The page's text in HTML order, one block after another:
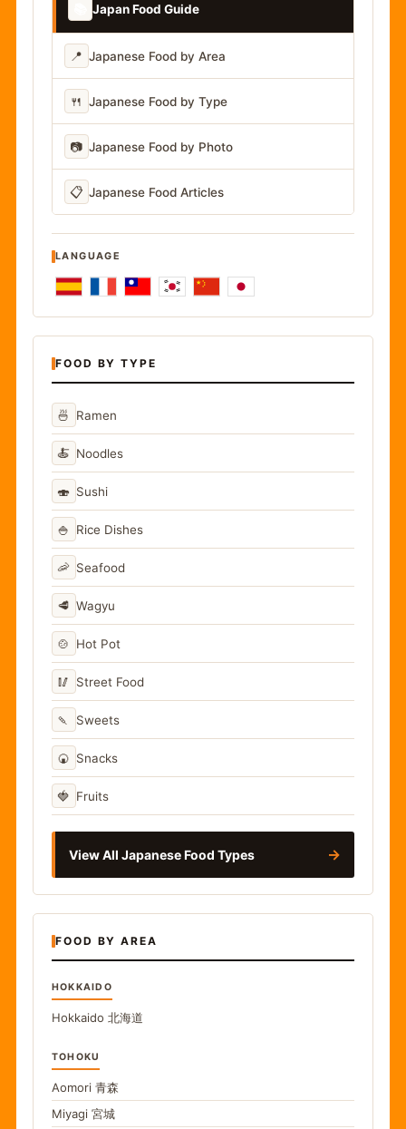
Japan Food Guide
📍 Japanese Food by Area
🍴 Japanese Food by Type
📷 Japanese Food by Photo
📋 Japanese Food Articles
LANGUAGE
FOOD BY TYPE
🍜 Ramen
🍝 Noodles
🍣 Sushi
🍚 Rice Dishes
🦐 Seafood
🥩 Wagyu
🍲 Hot Pot
🥢 Street Food
🍡 Sweets
🍘 Snacks
🍓 Fruits
View All Japanese Food Types →
FOOD BY AREA
HOKKAIDO
Hokkaido 北海道
TOHOKU
Aomori 青森
Miyagi 宮城